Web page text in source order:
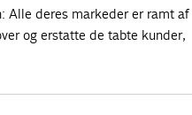
Alle deres markeder er ramt af
og erstatte de tabte kunder,